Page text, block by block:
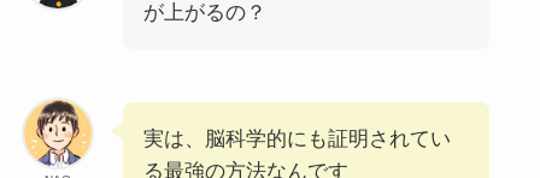
が上がるの？
実は、脳科学的にも証明されてい
る最強の方法なんです